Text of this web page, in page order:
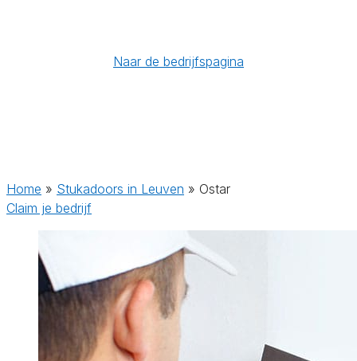
Naar de bedrijfspagina
Home » Stukadoors in Leuven » Ostar
Claim je bedrijf